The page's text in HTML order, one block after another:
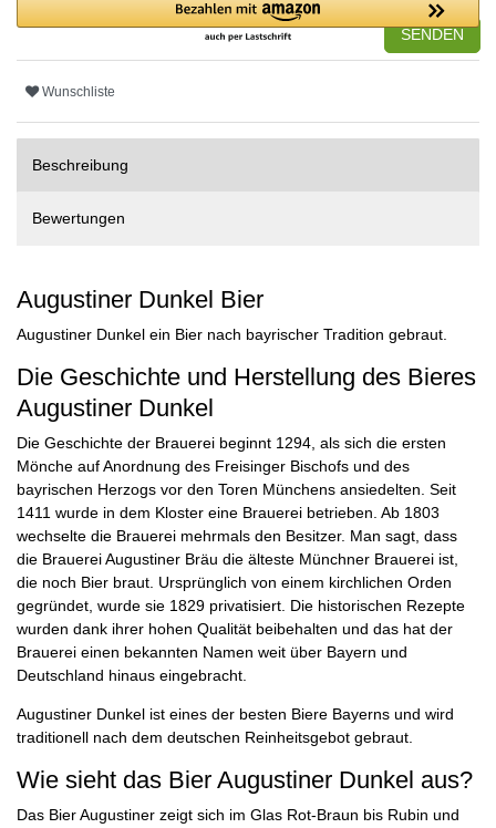
SENDEN
Wunschliste
Beschreibung
Bewertungen
Augustiner Dunkel Bier
Augustiner Dunkel ein Bier nach bayrischer Tradition gebraut.
Die Geschichte und Herstellung des Bieres
Augustiner Dunkel
Die Geschichte der Brauerei beginnt 1294, als sich die ersten
Mönche auf Anordnung des Freisinger Bischofs und des
bayrischen Herzogs vor den Toren Münchens ansiedelten. Seit
1411 wurde in dem Kloster eine Brauerei betrieben. Ab 1803
wechselte die Brauerei mehrmals den Besitzer. Man sagt, dass
die Brauerei Augustiner Bräu die älteste Münchner Brauerei ist,
die noch Bier braut. Ursprünglich von einem kirchlichen Orden
gegründet, wurde sie 1829 privatisiert. Die historischen Rezepte
wurden dank ihrer hohen Qualität beibehalten und das hat der
Brauerei einen bekannten Namen weit über Bayern und
Deutschland hinaus eingebracht.
Augustiner Dunkel ist eines der besten Biere Bayerns und wird
traditionell nach dem deutschen Reinheitsgebot gebraut.
Wie sieht das Bier Augustiner Dunkel aus?
Das Bier Augustiner zeigt sich im Glas Rot-Braun bis Rubin und